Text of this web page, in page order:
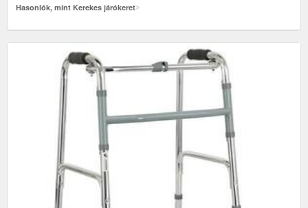
Hasonlók, mint Kerekes járókeret